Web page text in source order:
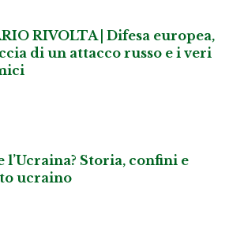
RIVOLTA | Difesa europea,
di un attacco russo e i veri
l’Ucraina? Storia, confini e
ucraino